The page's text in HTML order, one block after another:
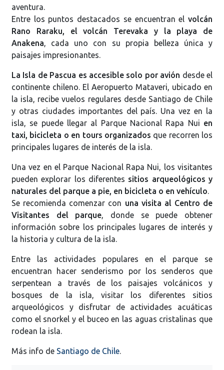
aventura.
Entre los puntos destacados se encuentran el volcán
Rano Raraku, el volcán Terevaka y la playa de
Anakena, cada uno con su propia belleza única y
paisajes impresionantes.
La Isla de Pascua es accesible solo por avión desde el
continente chileno. El Aeropuerto Mataveri, ubicado en
la isla, recibe vuelos regulares desde Santiago de Chile
y otras ciudades importantes del país. Una vez en la
isla, se puede llegar al Parque Nacional Rapa Nui en
taxi, bicicleta o en tours organizados que recorren los
principales lugares de interés de la isla.
Una vez en el Parque Nacional Rapa Nui, los visitantes
pueden explorar los diferentes sitios arqueológicos y
naturales del parque a pie, en bicicleta o en vehículo.
Se recomienda comenzar con una visita al Centro de
Visitantes del parque, donde se puede obtener
información sobre los principales lugares de interés y
la historia y cultura de la isla.
Entre las actividades populares en el parque se
encuentran hacer senderismo por los senderos que
serpentean a través de los paisajes volcánicos y
bosques de la isla, visitar los diferentes sitios
arqueológicos y disfrutar de actividades acuáticas
como el snorkel y el buceo en las aguas cristalinas que
rodean la isla.
Más info de Santiago de Chile.